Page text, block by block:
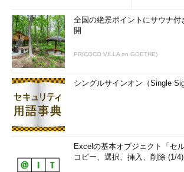
全国の絶景ポイントにサウナ付
開
PR(COCO VILLA on GOETHE)
シングルサインオン（Single
Excelの基本オブジェクト「セ
コピー、選択、挿入、削除 (1/4)